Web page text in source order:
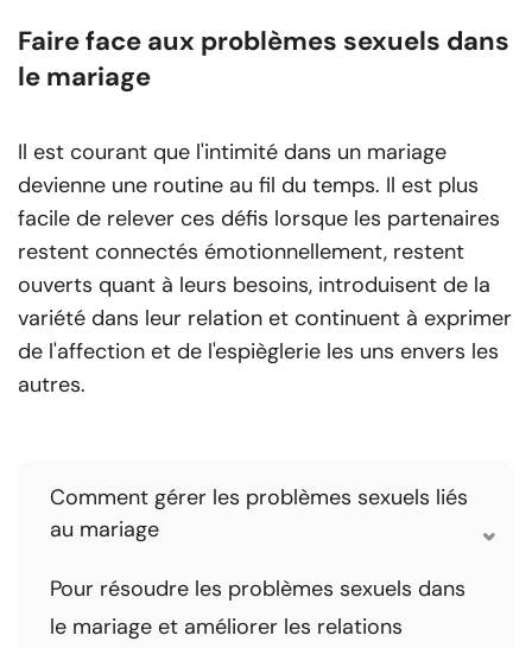
Faire face aux problèmes sexuels dans
le mariage
Il est courant que l'intimité dans un mariage
devienne une routine au fil du temps. Il est plus
facile de relever ces défis lorsque les partenaires
restent connectés émotionnellement, restent
ouverts quant à leurs besoins, introduisent de la
variété dans leur relation et continuent à exprimer
de l'affection et de l'espièglerie les uns envers les
autres.
Comment gérer les problèmes sexuels liés
au mariage
Pour résoudre les problèmes sexuels dans
le mariage et améliorer les relations